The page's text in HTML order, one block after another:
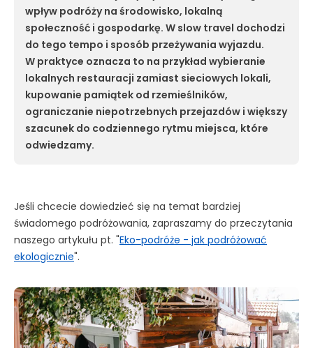
wpływ podróży na środowisko, lokalną
społeczność i gospodarkę. W slow travel dochodzi
do tego tempo i sposób przeżywania wyjazdu.
W praktyce oznacza to na przykład wybieranie
lokalnych restauracji zamiast sieciowych lokali,
kupowanie pamiątek od rzemieślników,
ograniczanie niepotrzebnych przejazdów i większy
szacunek do codziennego rytmu miejsca, które
odwiedzamy.
Jeśli chcecie dowiedzieć się na temat bardziej
świadomego podróżowania, zapraszamy do przeczytania
naszego artykułu pt. "Eko-podróże - jak podróżować
ekologicznie".